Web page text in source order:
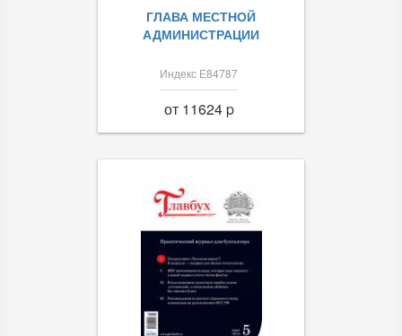
ГЛАВА МЕСТНОЙ
АДМИНИСТРАЦИИ
Индекс Е84787
от 11624 p